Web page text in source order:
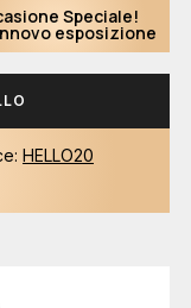
Speciale!
esposizione
HELLO20